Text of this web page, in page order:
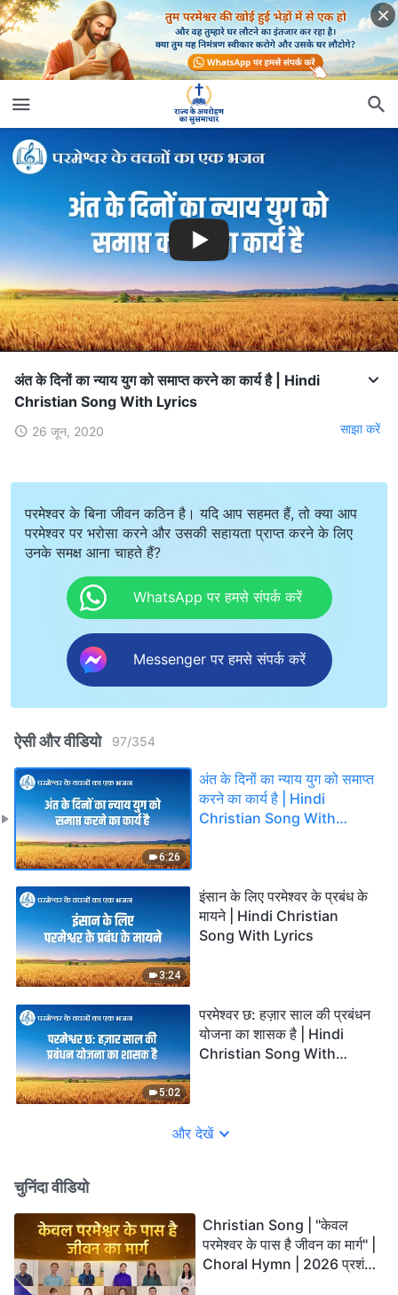
अंत के दिनों का न्याय युग को समाप्त करने का कार्य है | Hindi
Christian Song With Lyrics
26 जून, 2020 साझा करें
परमेश्वर के बिना जीवन कठिन है। यदि आप सहमत हैं, तो क्या आप
परमेश्वर पर भरोसा करने और उसकी सहायता प्राप्त करने के लिए
उनके समक्ष आना चाहते हैं?
WhatsApp पर हमसे संपर्क करें
Messenger पर हमसे संपर्क करें
ऐसी और वीडियो 97/354
6:26
अंत के दिनों का न्याय युग को समाप्त
करने का कार्य है | Hindi
Christian Song With
3:24
इंसान के लिए परमेश्वर के प्रबंध के
मायने | Hindi Christian
Song With Lyrics
5:02
परमेश्वर छ: हज़ार साल की प्रबंधन
योजना का शासक है | Hindi
Christian Song With
और देखें
चुनिंदा वीडियो
Christian Song | "केवल
परमेश्वर के पास है जीवन का मार्ग" |
Choral Hymn | 2026 प्रशंसा